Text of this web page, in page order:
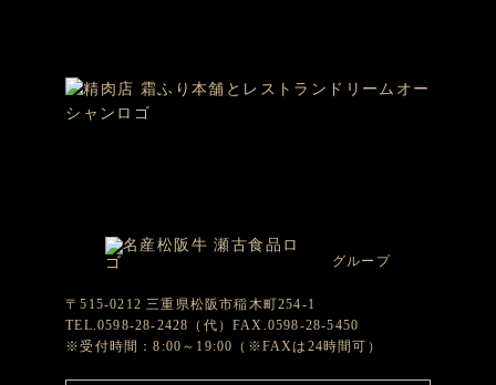
グループ
〒515-0212 三重県松阪市稲木町254-1
TEL.0598-28-2428（代）FAX.0598-28-5450
※受付時間：8:00～19:00（※FAXは24時間可）